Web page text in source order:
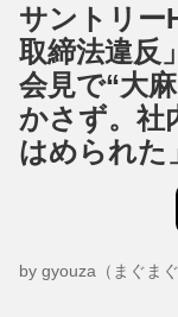
サントリー
取締法違反
会見で“大
かさず。社
はめられた
by gyouza（まぐまぐ